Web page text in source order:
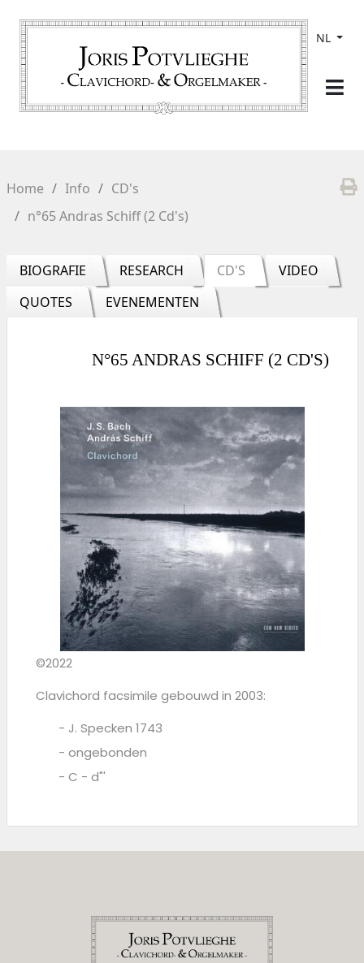
NL
Home Info
CD's
n°65 Andras Schiff (2 Cd's)
BIOGRAFIE RESEARCH CD'S
VIDEO
QUOTES
EVENEMENTEN
N°65 ANDRAS SCHIFF (2 CD'S)
©2022
Clavichord facsimile gebouwd in 2003:
- J. Specken 1743
- ongebonden
- C - d"'